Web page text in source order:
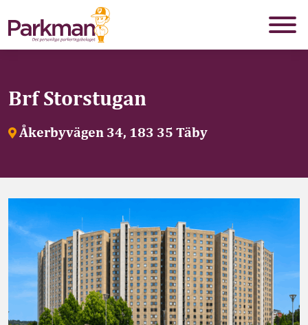
Brf Storstugan
Åkerbyvägen 34, 183 35 Täby